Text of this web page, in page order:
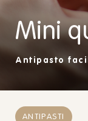
Mini
Antipasto
ANTIPASTI